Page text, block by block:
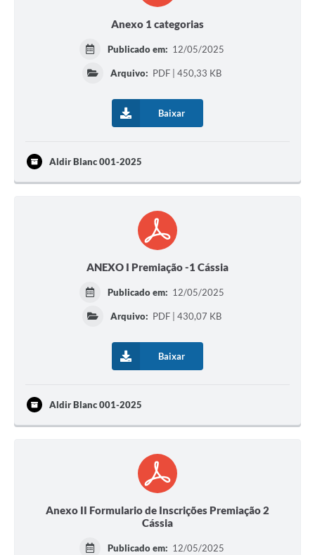
Anexo 1 categorias
Publicado em: 12/05/2025
Arquivo: PDF | 450,33 KB
Baixar
Aldir Blanc 001-2025
ANEXO I Premiação -1 Cássia
Publicado em: 12/05/2025
Arquivo: PDF | 430,07 KB
Baixar
Aldir Blanc 001-2025
Anexo II Formulario de Inscrições Premiação 2
Cássia
Publicado em: 12/05/2025